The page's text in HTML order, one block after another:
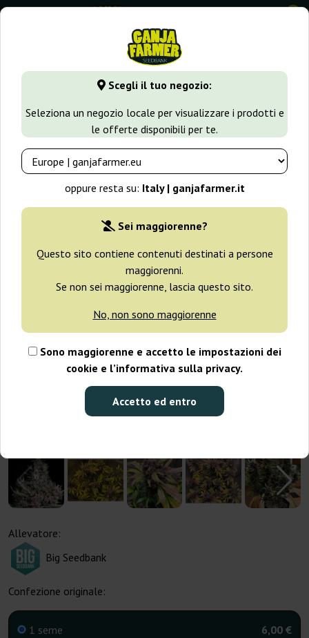
Scegli il tuo negozio:
Seleziona un negozio locale per visualizzare i prodotti e
le offerte disponibili per te.
oppure resta su: Italy | ganjafarmer.it
Sei maggiorenne?
Questo sito contiene contenuti destinati a persone
maggiorenni.
Se non sei maggiorenne, lascia questo sito.
No, non sono maggiorenne
Sono maggiorenne e accetto le impostazioni dei
cookie e l’informativa sulla privacy.
Accetto ed entro
0
GanjaFarmer.it Varietà di Cannabis Kush Auto Red Kush
Allevatore:
Big Seedbank
Confezione originale:
1 seme 6,00 €